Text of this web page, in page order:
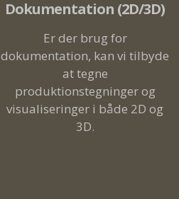
Dokumentation (2D/3D)
Er der brug for
dokumentation, kan vi tilbyde
at tegne
produktionstegninger og
visualiseringer i både 2D og
3D.